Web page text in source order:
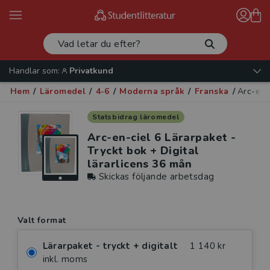
Handlar som:
Privatkund
Hem / Läromedel / 4-6 / Moderna språk / Franska / Arc-
Statsbidrag läromedel
Arc-en-ciel 6 Lärarpaket -
Tryckt bok + Digital
lärarlicens 36 mån
Skickas följande arbetsdag
Valt format
Lärarpaket - tryckt + digitalt
1 140 kr
inkl. moms